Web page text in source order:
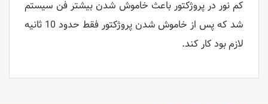
کم نور در پروژکتور باعث خاموش شدن بیشتر فن سیستم
شد که پس از خاموش شدن پروژکتور فقط حدود 10 ثانیه
لازم بود کار کند.